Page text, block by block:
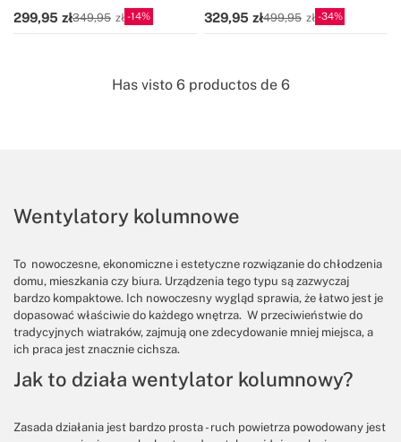
299,95 349,95 14 329,95 499,95 34
Has visto 6productos de 6
Wentylatory kolumnowe
To nowoczesne, ekonomiczne i estetyczne rozwiązanie do chłodzenia
domu, mieszkania czy biura. Urządzenia tego typu są zazwyczaj
bardzo kompaktowe. Ich nowoczesny wygląd sprawia, że łatwo jest je
dopasować właściwie do każdego wnętrza. W przeciwieństwie do
tradycyjnych wiatraków, zajmują one zdecydowanie mniej miejsca, a
ich praca jest znacznie cichsza.
Jak to działa wentylator kolumnowy?
Zasada działania jest bardzo prosta - ruch powietrza powodowany jest